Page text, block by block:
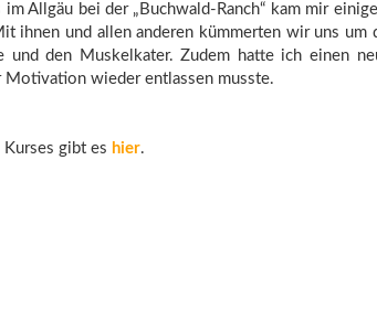
Allgäu bei der „Buchwald-Ranch“ kam mir
ihnen und allen anderen kümmerten wir uns
und den Muskelkater. Zudem hatte ich einen
Motivation wieder entlassen musste.
gibt es hier.